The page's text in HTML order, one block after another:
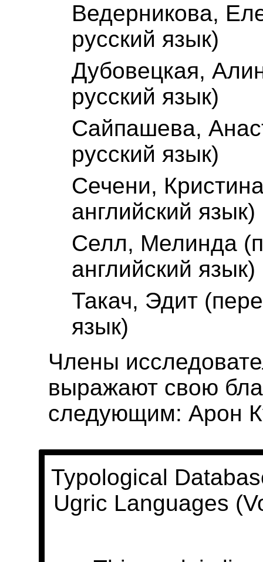
Ведерникова,
русский язык)
Дубовецкая,
русский язык)
Сайпашева,
русский язык)
Сечени,
английский язык)
Селл, Мелинда
английский язык)
Такач, Эдит
язык)
Члены
выражают свою
следующим: Арон
Typological
Ugric Languages